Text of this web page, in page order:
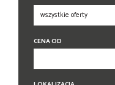
CENA OD